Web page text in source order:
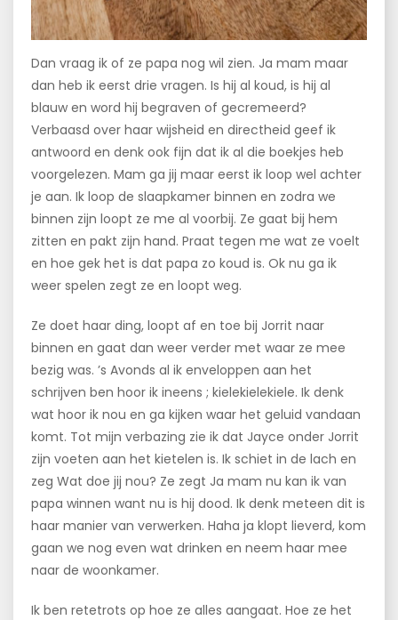
Dan vraag ik of ze papa nog wil zien. Ja mam maar
dan heb ik eerst drie vragen. Is hij al koud, is hij al
blauw en word hij begraven of gecremeerd?
Verbaasd over haar wijsheid en directheid geef ik
antwoord en denk ook fijn dat ik al die boekjes heb
voorgelezen. Mam ga jij maar eerst ik loop wel achter
je aan. Ik loop de slaapkamer binnen en zodra we
binnen zijn loopt ze me al voorbij. Ze gaat bij hem
zitten en pakt zijn hand. Praat tegen me wat ze voelt
en hoe gek het is dat papa zo koud is. Ok nu ga ik
weer spelen zegt ze en loopt weg.
Ze doet haar ding, loopt af en toe bij Jorrit naar
binnen en gaat dan weer verder met waar ze mee
bezig was. ’s Avonds al ik enveloppen aan het
schrijven ben hoor ik ineens ; kielekielekiele. Ik denk
wat hoor ik nou en ga kijken waar het geluid vandaan
komt. Tot mijn verbazing zie ik dat Jayce onder Jorrit
zijn voeten aan het kietelen is. Ik schiet in de lach en
zeg Wat doe jij nou? Ze zegt Ja mam nu kan ik van
papa winnen want nu is hij dood. Ik denk meteen dit is
haar manier van verwerken. Haha ja klopt lieverd, kom
gaan we nog even wat drinken en neem haar mee
naar de woonkamer.
Ik ben retetrots op hoe ze alles aangaat. Hoe ze het